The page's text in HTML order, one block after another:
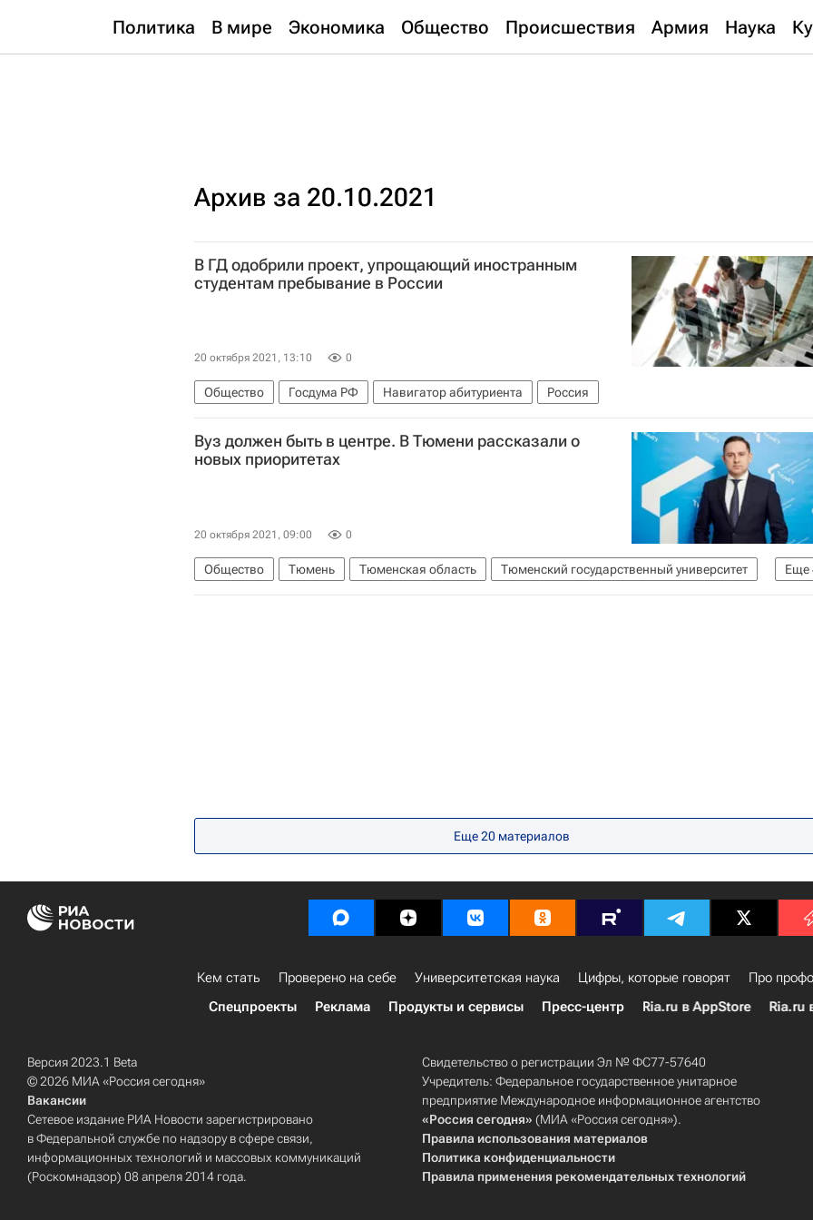
Политика В мире Экономика Общество Происшествия Армия Наука
Архив за 20.10.2021
В ГД одобрили проект, упрощающий иностранным
студентам пребывание в России
20 октября 2021, 13:10 0
Общество Госдума РФ Навигатор абитуриента Россия
Вуз должен быть в центре. В Тюмени рассказали о
новых приоритетах
20 октября 2021, 09:00 0
Еще
Общество Тюмень Тюменская область
Тюменский государственный университет
Российская академия наук
Навигатор абитуриента
Россия
Еще 20 материалов
Кем стать Проверено на себе Университетская наука Цифры, которые говорят
Про
Спецпроекты
Реклама Продукты и сервисы Пресс-центр Ria.ru в AppStore Ria.ru
Версия 2023.1 Beta
© 2026 МИА «Россия сегодня»
Вакансии
Сетевое издание РИА Новости зарегистрировано
в Федеральной службе по надзору в сфере связи,
информационных технологий и массовых коммуникаций
(Роскомнадзор) 08 апреля 2014 года.
Свидетельство о регистрации Эл № ФС77-57640
Учредитель: Федеральное государственное унитарное
предприятие Международное информационное агентство
«Россия сегодня» (МИА «Россия сегодня»).
Правила использования материалов
Политика конфиденциальности
Правила применения рекомендательных технологий